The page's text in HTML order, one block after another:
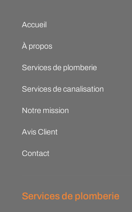
Accueil
À propos
Services de plomberie
Services de canalisation
Notre mission
Avis Client
Contact
Services de plomberie